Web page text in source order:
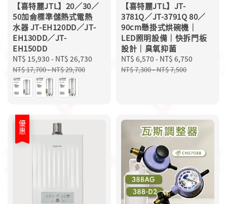
【喜特麗JTL】20／30／
50加侖標準儲熱式電熱
水器 JT-EH120DD／JT-
EH130DD／JT-
EH150DD
Sale
price
NT$ 15,930 - NT$ 26,730
Regular
NT$ 17,700-NT$ 29,700
【喜特麗JTL】JT-
3781Q／JT-3791Q 80／
90cm懸掛式烘碗機｜
LED照明設備｜快拆門板
設計｜臭氧抑菌
Sale
price
NT$ 6,570 - NT$ 6,750
NT$ 7,300-NT$ 7,500
優惠